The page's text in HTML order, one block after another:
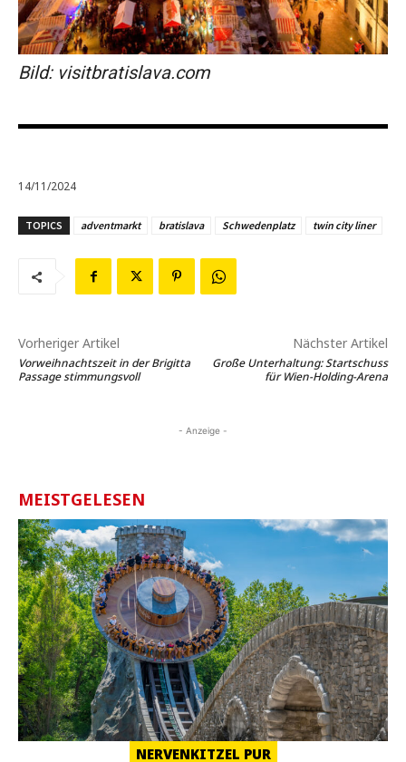
Bild: visitbratislava.com
14/11/2024
TOPICS adventmarkt bratislava Schwedenplatz twin city liner
Vorheriger Artikel
Vorweihnachtszeit in der Brigitta
Passage stimmungsvoll
Nächster Artikel
Große Unterhaltung: Startschuss
für Wien-Holding-Arena
- Anzeige -
MEISTGELESEN
NERVENKITZEL PUR